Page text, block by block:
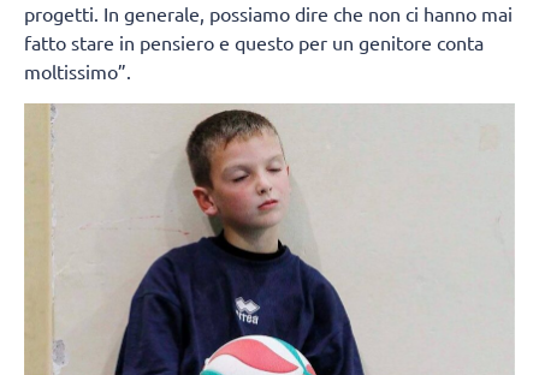
progetti. In generale, possiamo dire che non ci hanno mai
fatto stare in pensiero e questo per un genitore conta
moltissimo”.